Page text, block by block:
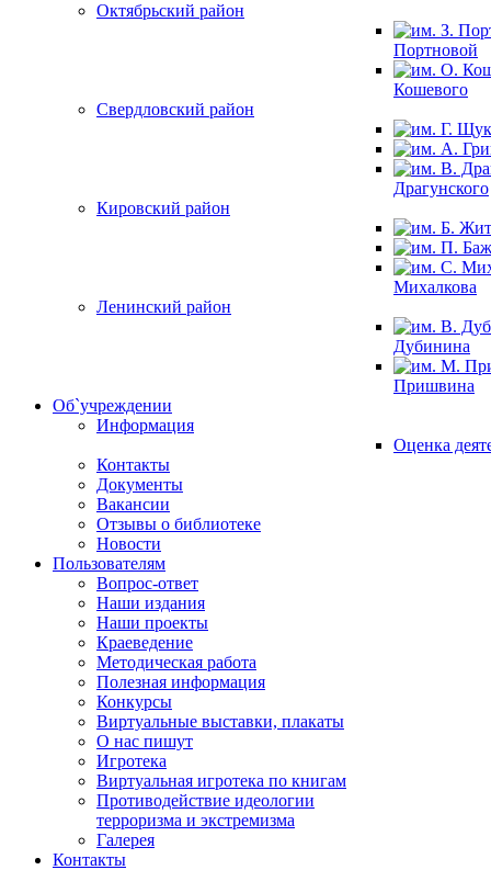
Октябрьский район
Портновой
Кошевого
Свердловский район
Драгунского
Кировский район
Михалкова
Ленинский район
Дубинина
Пришвина
Об`учреждении
Информация
Оценка
Контакты
Документы
Вакансии
Отзывы о библиотеке
Новости
Пользователям
Вопрос-ответ
Наши издания
Наши проекты
Краеведение
Методическая работа
Полезная информация
Конкурсы
Виртуальные выставки, плакаты
О нас пишут
Игротека
Виртуальная игротека по книгам
Противодействие идеологии
терроризма и экстремизма
Галерея
Контакты